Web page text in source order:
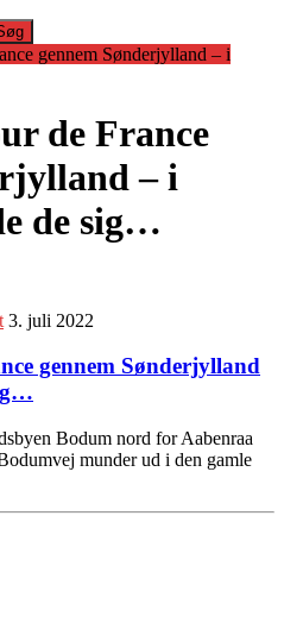
gennem Sønderjylland – i
de France
– i
de sig…
3. juli 2022
gennem Sønderjylland
Bodum nord for Aabenraa
munder ud i den gamle